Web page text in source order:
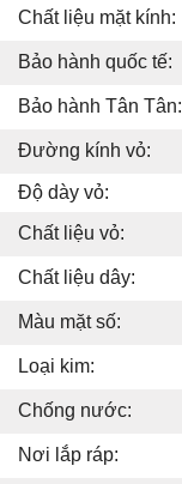
Chất liệu mặt kính:
Bảo hành quốc tế:
Bảo hành Tân Tân:
Đường kính vỏ:
Độ dày vỏ:
Chất liệu vỏ:
Chất liệu dây:
Màu mặt số:
Loại kim:
Chống nước:
Nơi lắp ráp: